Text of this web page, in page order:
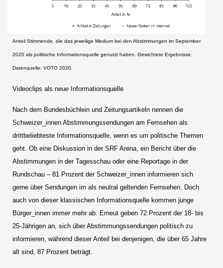
Anteil Stimmende, die das jeweilige Medium bei den Abstimmungen im September
2020 als politische Informationsquelle genutzt haben. Gewichtete Ergebnisse.
Datenquelle: VOTO 2020.
Videoclips als neue Informationsquelle
Nach dem Bundesbüchlein und Zeitungsartikeln nennen die
Schweizer_innen Abstimmungssendungen am Fernsehen als
drittbeliebteste Informationsquelle, wenn es um politische Themen
geht. Ob eine Diskussion in der SRF Arena, ein Bericht über die
Abstimmungen in der Tagesschau oder eine Reportage in der
Rundschau – 81 Prozent der Schweizer_innen informieren sich
gerne über Sendungen im als neutral geltenden Fernsehen. Doch
auch von dieser klassischen Informationsquelle kommen junge
Bürger_innen immer mehr ab. Erneut geben 72 Prozent der 18- bis
25-Jährigen an, sich über Abstimmungssendungen politisch zu
informieren, während dieser Anteil bei denjenigen, die über 65 Jahre
alt sind, 87 Prozent beträgt.